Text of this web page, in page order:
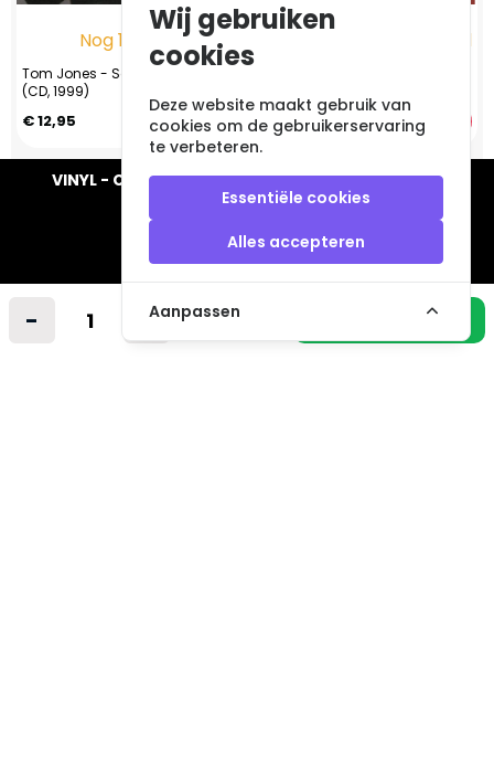
- + In winkelmandje
Nog 1 op voorraad
Tom Jones - Solid Gold Hits
(CD, 1999)
€ 12,95
Nog 1 op voorraad
€ 4,95
VINYL - CD - AUDIO - FURNITURE - COLLECTABLES
Industrieweg 14 A
2712LB Zoetermeer
Wij gebruiken
cookies
Deze website maakt gebruik van
cookies om de gebruikerservaring
te verbeteren.
Essentiële cookies
Alles accepteren
Aanpassen